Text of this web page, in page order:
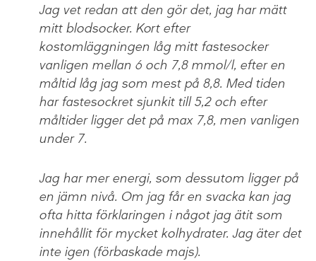
Jag vet redan att den gör det, jag har mätt
mitt blodsocker. Kort efter
kostomläggningen låg mitt fastesocker
vanligen mellan 6 och 7,8 mmol/l, efter en
måltid låg jag som mest på 8,8. Med tiden
har fastesockret sjunkit till 5,2 och efter
måltider ligger det på max 7,8, men vanligen
under 7.
Jag har mer energi, som dessutom ligger på
en jämn nivå. Om jag får en svacka kan jag
ofta hitta förklaringen i något jag ätit som
innehållit för mycket kolhydrater. Jag äter det
inte igen (förbaskade majs).